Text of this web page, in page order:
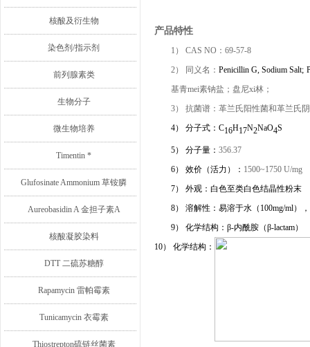
A
核酸及衍生物
染色剂/指示剂
前列腺素类
生物分子
微生物培养
Timentin *
Glufosinate Ammonium 草铵膦
Aureobasidin A 金担子素A
核酸凝胶染料
DTT 二硫苏糖醇
Rapamycin 雷帕霉素
Tunicamycin 衣霉素
Thiostrepton硫链丝菌素
产品特性
1） CAS NO：69-57-8
2）
同义名： Penicillin G, Sodium Salt;
基青mei素钠盐；盘尼xi林；
3） 抗菌谱：革兰氏阳性菌和革兰氏
4） 分子式：C16H17N2NaO4S
5） 分子量： 356.37
6） 效价（活力）： 1500~1750 U/mg
7） 外观：白色至类白色结晶性粉末
8） 溶解性： 易溶于水（ 100mg/ml）
9） 化学结构：β-内酰胺（β-lactam）
10） 化学结构：